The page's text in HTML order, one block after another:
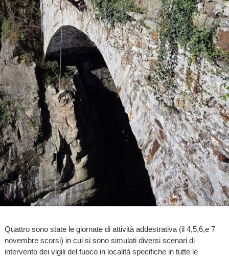
Quattro sono state le giornate di attività addestrativa (il 4,5,6,e 7
novembre scorsi) in cui si sono simulati diversi scenari di
intervento dei vigili del fuoco in località specifiche in tutte le